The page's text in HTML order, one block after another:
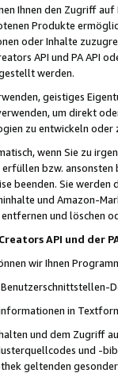
Ihnen den Zugriff
Produkte
oder Inhalte
API und PA API
werden.
geistiges
um direkt
zu entwickeln
wenn Sie zu
bzw. ansonsten
beenden. Sie werden
und Amazon-
und löschen
API und der
wir Ihnen
in
und dem Zugriff
und
geltenden